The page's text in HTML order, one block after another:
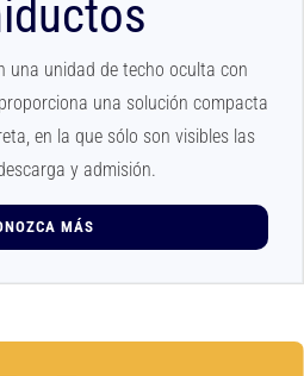
una unidad de techo oculta con
una solución compacta
en la que sólo son visibles las
y admisión.
MÁS